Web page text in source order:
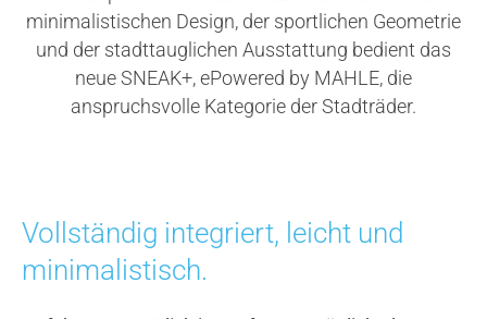
minimalistischen Design, der sportlichen Geometrie
und der stadttauglichen Ausstattung bedient das
neue SNEAK+, ePowered by MAHLE, die
anspruchsvolle Kategorie der Stadträder.
Vollständig integriert, leicht und
minimalistisch.